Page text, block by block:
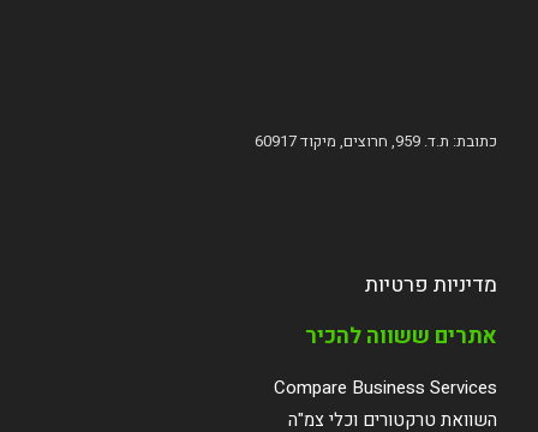
כתובת: ת.ד. 959, חרוצים, מיקוד 60917
מדיניות פרטיות
אתרים ששווה להכיר
Compare Business Services
השוואת טרקטורים וכלי צמ"ה